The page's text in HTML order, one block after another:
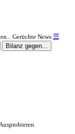
Gerüchte News ☰
Bilanz gegen...